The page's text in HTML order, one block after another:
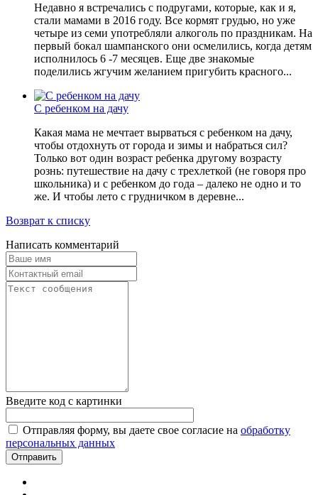
Недавно я встречались с подругами, которые, как и я,
стали мамами в 2016 году. Все кормят грудью, но уже
четыре из семи употребляли алкоголь по праздникам. На
первый бокал шампанского они осмелились, когда детям
исполнилось 6 -7 месяцев. Еще две знакомые
поделились жгучим желанием пригубить красного...
С ребенком на дачу
Какая мама не мечтает вырваться с ребенком на дачу,
чтобы отдохнуть от города и зимы и набраться сил?
Только вот один возраст ребенка другому возрасту
рознь: путешествие на дачу с трехлеткой (не говоря про
школьника) и с ребенком до года – далеко не одно и то
же. И чтобы лето с грудничком в деревне...
Возврат к списку
Написать комментарий
Введите код с картинки
Отправляя форму, вы даете свое согласие на обработку
персональных данных